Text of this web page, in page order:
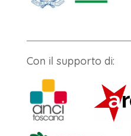
Con il supporto di: